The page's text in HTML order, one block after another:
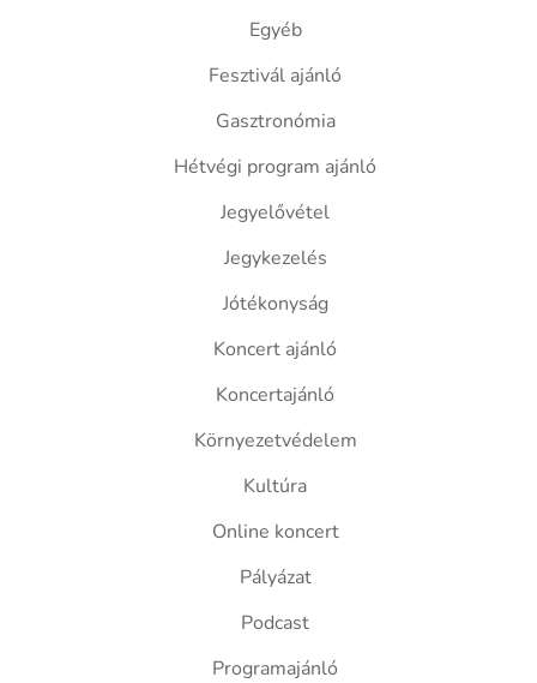
Egyéb
Fesztivál ajánló
Gasztronómia
Hétvégi program ajánló
Jegyelővétel
Jegykezelés
Jótékonyság
Koncert ajánló
Koncertajánló
Környezetvédelem
Kultúra
Online koncert
Pályázat
Podcast
Programajánló